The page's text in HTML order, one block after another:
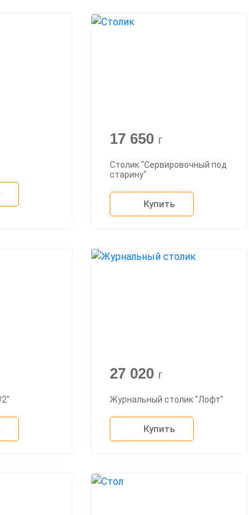
17 650 г
Столик "Сервировочный под
старину"
Купить
27 020 г
Журнальный столик "Лофт"
Купить